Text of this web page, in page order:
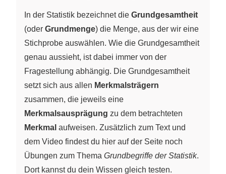
In der Statistik bezeichnet die Grundgesamtheit
(oder Grundmenge) die Menge, aus der wir eine
Stichprobe auswählen. Wie die Grundgesamtheit
genau aussieht, ist dabei immer von der
Fragestellung abhängig. Die Grundgesamtheit
setzt sich aus allen Merkmalsträgern
zusammen, die jeweils eine
Merkmalsausprägung zu dem betrachteten
Merkmal aufweisen. Zusätzlich zum Text und
dem Video findest du hier auf der Seite noch
Übungen zum Thema Grundbegriffe der Statistik.
Dort kannst du dein Wissen gleich testen.